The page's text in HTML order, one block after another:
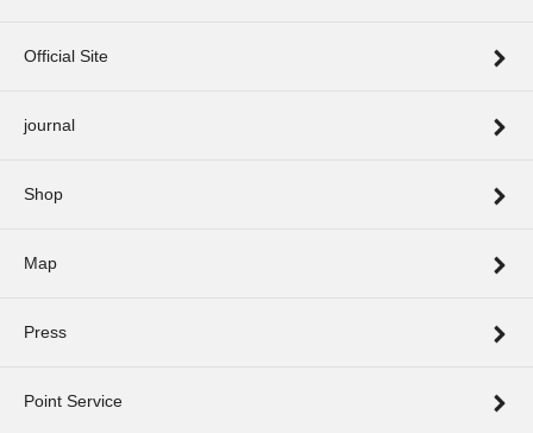
Official Site
journal
Shop
Map
Press
Point Service